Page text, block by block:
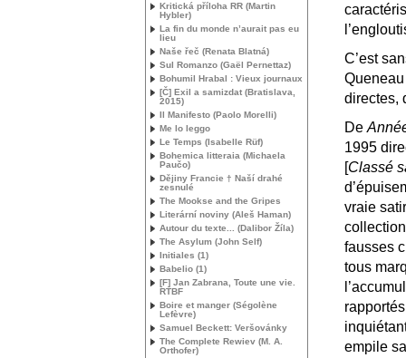
C’est
directes,
De
1995
[Classé
vraie
fausses
tous
empile
Kritická příloha RR (Martin
Hybler)
La fin du monde n’aurait pas eu
lieu
Naše řeč (Renata Blatná)
Sul Romanzo (Gaël Pernettaz)
Bohumil Hrabal : Vieux journaux
[Č] Exil a samizdat (Bratislava,
2015)
Il Manifesto (Paolo Morelli)
Me lo leggo
Le Temps (Isabelle Rüf)
Bohemica litteraia (Michaela
Paučo)
Dějiny Francie † Naší drahé
zesnulé
The Mookse and the Gripes
Literární noviny (Aleš Haman)
Autour du texte... (Dalibor Žíla)
The Asylum (John Self)
Initiales (1)
Babelio (1)
[F] Jan Zabrana, Toute une vie.
RTBF
Boire et manger (Ségolène
Lefèvre)
Samuel Beckett: Veršovánky
The Complete Rewiev (M. A.
Orthofer)